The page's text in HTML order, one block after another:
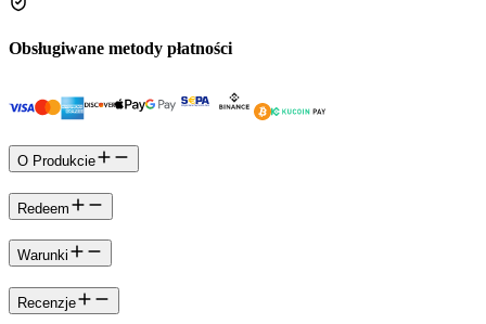
Obsługiwane metody płatności
O Produkcie
Redeem
Warunki
Recenzje